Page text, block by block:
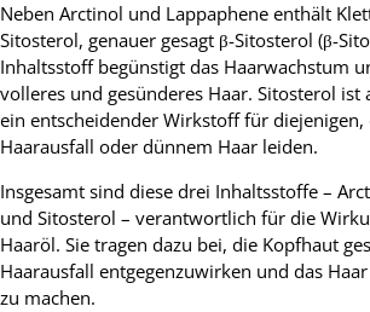
Neben Arctinol und Lappaphene enthält
Sitosterol, genauer gesagt β-Sitosterol (β-
Inhaltsstoff begünstigt das Haarwachstum
volleres und gesünderes Haar. Sitosterol ist
ein entscheidender Wirkstoff für
Haarausfall oder dünnem Haar leiden.
Insgesamt sind diese drei Inhaltsstoffe –
und Sitosterol – verantwortlich für die
Haaröl. Sie tragen dazu bei, die Kopfhaut
Haarausfall entgegenzuwirken und das
zu machen.